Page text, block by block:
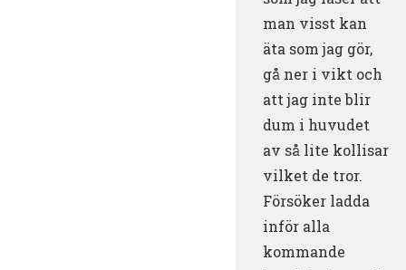
man visst kan
äta som jag gör,
gå ner i vikt och
att jag inte blir
dum i huvudet
av så lite kollisar
vilket de tror.
Försöker ladda
inför alla
kommande